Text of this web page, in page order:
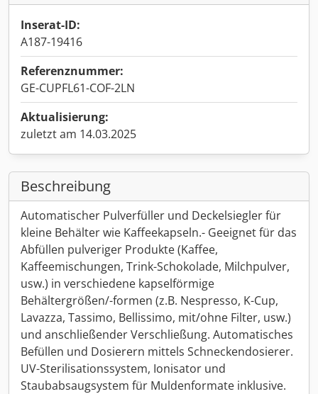
Inserat-ID:
A187-19416
Referenznummer:
GE-CUPFL61-COF-2LN
Aktualisierung:
zuletzt am 14.03.2025
Beschreibung
Automatischer Pulverfüller und Deckelsiegler für
kleine Behälter wie Kaffeekapseln.- Geeignet für das
Abfüllen pulveriger Produkte (Kaffee,
Kaffeemischungen, Trink-Schokolade, Milchpulver,
usw.) in verschiedene kapselförmige
Behältergrößen/-formen (z.B. Nespresso, K-Cup,
Lavazza, Tassimo, Bellissimo, mit/ohne Filter, usw.)
und anschließender Verschließung. Automatisches
Befüllen und Dosierern mittels Schneckendosierer.
UV-Sterilisationssystem, Ionisator und
Staubabsaugsystem für Muldenformate inklusive.